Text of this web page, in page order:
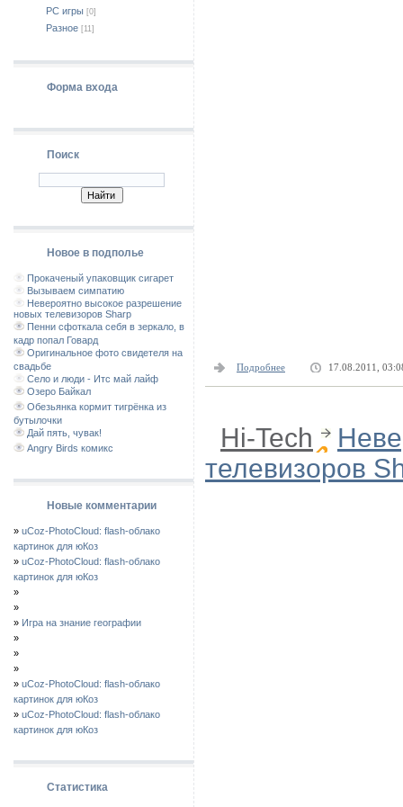
Подробнее 17.08.2011,
Hi-Tech
телевизоров
PC игры [0]
Разное [11]
Форма входа
Поиск
Новое в подполье
Прокаченый упаковщик сигарет
Вызываем симпатию
Невероятно высокое разрешение
новых телевизоров Sharp
Пенни сфоткала себя в зеркало, в
кадр попал Говард
Оригинальное фото свидетеля на
свадьбе
Село и люди - Итс май лайф
Озеро Байкал
Обезьянка кормит тигрёнка из
бутылочки
Дай пять, чувак!
Angry Birds комикс
Новые комментарии
» uCoz-PhotoCloud: flash-облако
картинок для юКоз
» uCoz-PhotoCloud: flash-облако
картинок для юКоз
»
»
» Игра на знание географии
»
»
»
» uCoz-PhotoCloud: flash-облако
картинок для юКоз
» uCoz-PhotoCloud: flash-облако
картинок для юКоз
Статистика